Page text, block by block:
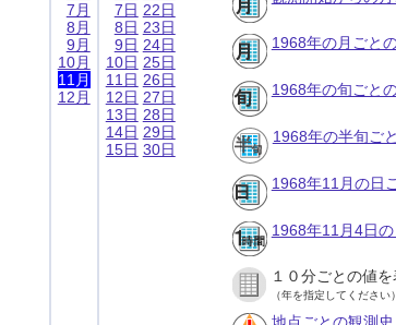
7月
8月
9月
10月
11月
12月
7日
8日
9日
10日
11日
12日
13日
14日
15日
22日
23日
24日
25日
26日
27日
28日
29日
30日
1968年の月ごと
1968年の旬ごと
1968年の半旬ご
1968年11月の日
1968年11月4日
１０分ごとの値
（年を指定してください）